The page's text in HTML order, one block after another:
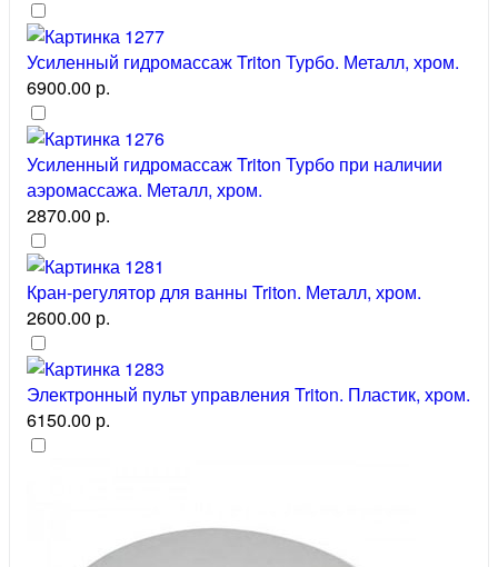
Усиленный гидромассаж Triton Турбо. Металл, хром.
6900.00 р.
Усиленный гидромассаж Triton Турбо при наличии
аэромассажа. Металл, хром.
2870.00 р.
Кран-регулятор для ванны Triton. Металл, хром.
2600.00 р.
Электронный пульт управления Triton. Пластик, хром.
6150.00 р.